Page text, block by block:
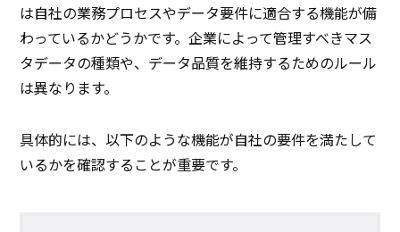
は自社の業務プロセスやデータ要件に適合する機能が備
わっているかどうかです。企業によって管理すべきマス
タデータの種類や、データ品質を維持するためのルール
は異なります。
具体的には、以下のような機能が自社の要件を満たして
いるかを確認することが重要です。